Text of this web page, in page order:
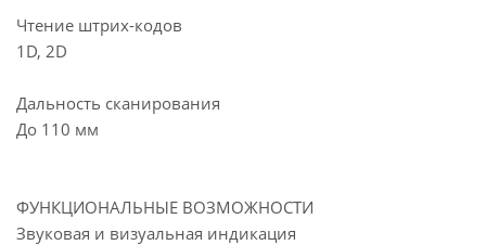
Чтение штрих-кодов
1D, 2D
Дальность сканирования
До 110 мм
ФУНКЦИОНАЛЬНЫЕ ВОЗМОЖНОСТИ
Звуковая и визуальная индикация